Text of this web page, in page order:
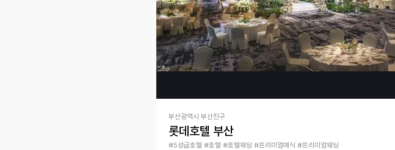
부산광역시 부산진구
롯데호텔 부산
#5성급호텔 #호텔 #호텔웨딩 #프리미엄예식 #프리미엄웨딩